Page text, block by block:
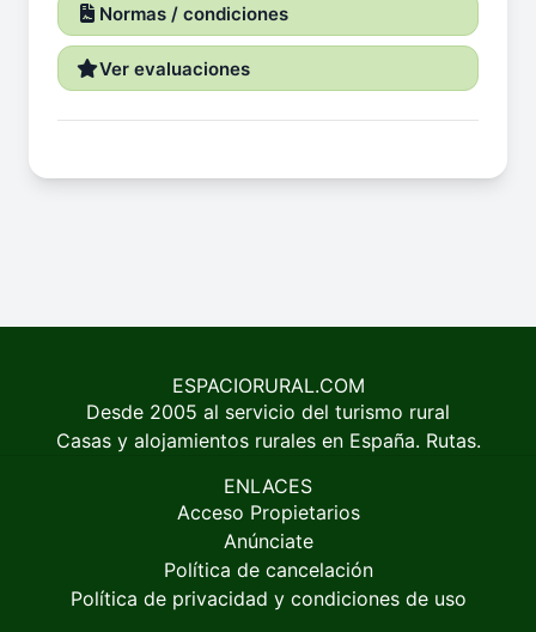
Normas / condiciones
Ver evaluaciones
ESPACIORURAL.COM
Desde 2005 al servicio del turismo rural
Casas y alojamientos rurales en España. Rutas.
ENLACES
Acceso Propietarios
Anúnciate
Política de cancelación
Política de privacidad y condiciones de uso